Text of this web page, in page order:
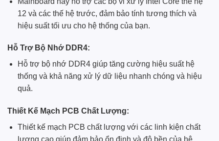
12 và các thế hệ trước, đảm bảo tính tương thích và
hiệu suất tối ưu cho hệ thống của bạn.
Hỗ Trợ Bộ Nhớ DDR4:
Hỗ trợ bộ nhớ DDR4 giúp tăng cường hiệu suất hệ
thống và khả năng xử lý dữ liệu nhanh chóng và hiệu
quả.
Thiết Kế Mạch PCB Chất Lượng:
Thiết kế mạch PCB chất lượng với các linh kiện chất